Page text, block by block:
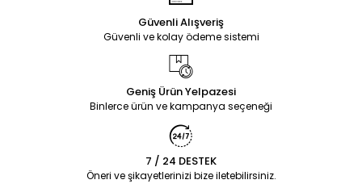
Güvenli Alışveriş
Güvenli ve kolay ödeme sistemi
Geniş Ürün Yelpazesi
Binlerce ürün ve kampanya seçeneği
7 / 24 DESTEK
Öneri ve şikayetlerinizi bize iletebilirsiniz.